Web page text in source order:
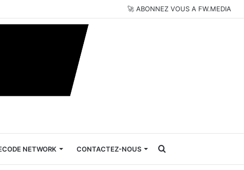
🚀 ABONNEZ VOUS A FW.MEDIA
NETWORK CONTACTEZ-NOUS Rechercher